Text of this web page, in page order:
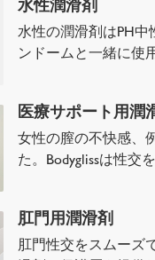
水性潤滑剤
水性の潤滑剤はPH中
ンドームと一緒に使
医療サポート用潤
女性の膣の不快感、
た。Bodyglissは性交
肛門用潤滑剤
肛門性交をスムーズ